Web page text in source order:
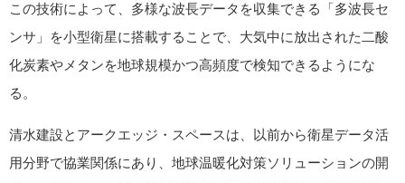
この技術によって、多様な波長データを収集できる「多波長セ
ンサ」を小型衛星に搭載することで、大気中に放出された二酸
化炭素やメタンを地球規模かつ高頻度で検知できるようにな
る。
清水建設とアークエッジ・スペースは、以前から衛星データ活
用分野で協業関係にあり、地球温暖化対策ソリューションの開